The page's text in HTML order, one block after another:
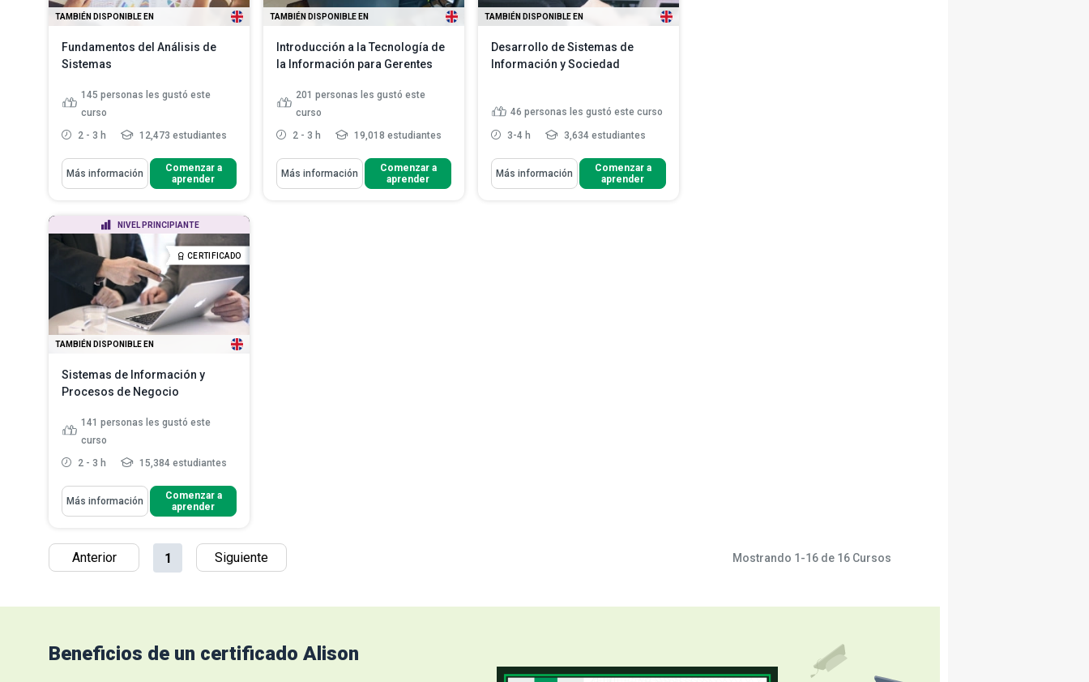
TAMBIÉN DISPONIBLE EN
Fundamentos del Análisis de
Sistemas
145 personas les gustó este
curso
2 - 3 h
12,473 estudiantes
Aprenderás Cómo
Enumerar los diferentes
Describir el proceso conocido
como Reingeniería de Proce...
Explicar en qué consiste una
encuesta de sist...Leer más
Más información
Comenzar a
aprender
TAMBIÉN DISPONIBLE EN
Introducción a la Tecnología de
la Información para Gerentes
201 personas les gustó este
curso
2 - 3 h
19,018 estudiantes
Aprenderás Cómo
Analizar la importancia del papel
Más información
Comenzar a
aprender
TAMBIÉN DISPONIBLE EN
Desarrollo de Sistemas de
Información y Sociedad
46 personas les gustó este curso
3-4 h 3,634 estudiantes
Aprenderás Cómo
Explicar las diferencias entre las
Más información
Comenzar a
aprender
NIVEL PRINCIPIANTE
CERTIFICADO
TAMBIÉN DISPONIBLE EN
Sistemas de Información y
Procesos de Negocio
141 personas les gustó este
curso
2 - 3 h
15,384 estudiantes
Aprenderás Cómo
Definir la paradoja de la
Evaluar el argumento de Carr en
"¿Importa la TI?"
Más información
Comenzar a
aprender
Anterior 1 Siguiente Mostrando 1-16 de 16 Cursos
Beneficios de un certificado Alison